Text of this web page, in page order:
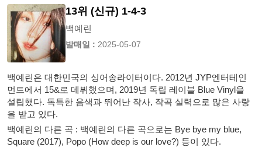
13위 (신규) 1-4-3
백예린
발매일 : 2025-05-07
백예린은 대한민국의 싱어송라이터이다. 2012년 JYP엔터테인
먼트에서 15&로 데뷔했으며, 2019년 독립 레이블 Blue Vinyl을
설립했다. 독특한 음색과 뛰어난 작사, 작곡 실력으로 많은 사랑
을 받고 있다.
백예린의 다른 곡 : 백예린의 다른 곡으로는 Bye bye my blue,
Square (2017), Popo (How deep is our love?) 등이 있다.